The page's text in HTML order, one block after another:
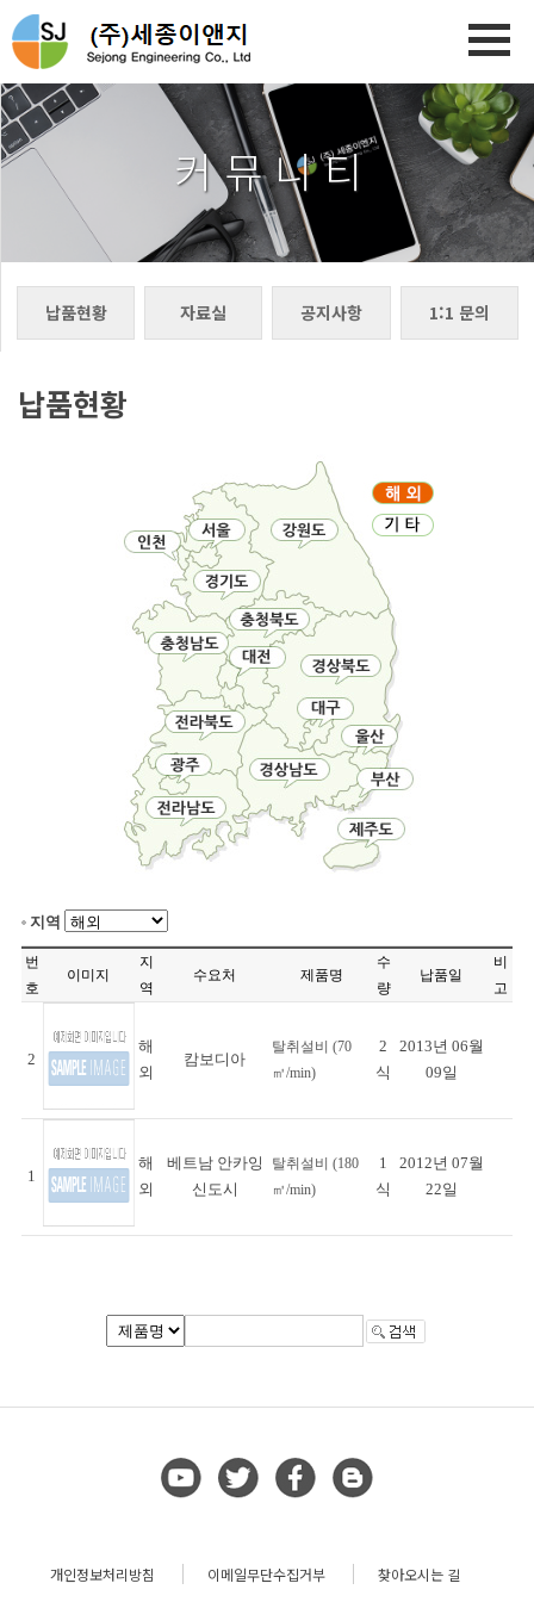
커 뮤 니 티
납품현황 자료실 공지사항 1:1 문의
납품현황
지역
번
호
이미지
지
역
수요처 제품명
수
량
납품일
비
고
2
해
외
캄보디아
탈취설비 (70
㎥/min)
2
식
2013년 06월
09일
1
해
외
베트남 안카잉
신도시
탈취설비 (180
㎥/min)
1
식
2012년 07월
22일
개인정보처리방침 이메일무단수집거부 찾아오시는 길